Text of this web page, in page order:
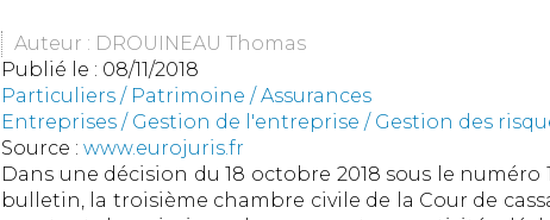
Auteur : DROUINEAU Thomas
Publié le : 08/11/2018
Particuliers / Patrimoine /Assurances
Entreprises / Gestion de l'entreprise / Gestion des
Source : www.eurojuris.fr
Dans une décision du 18 octobre 2018 sous le numéro
bulletin, la troisième chambre civile de la Cour de